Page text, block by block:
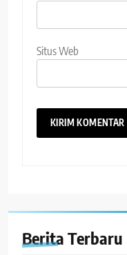
Situs Web
Berita Terbaru